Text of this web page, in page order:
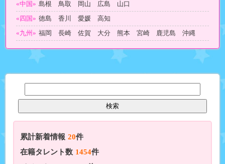
«中国» 島根 鳥取 岡山 広島 山口
«四国» 徳島 香川 愛媛 高知
«九州» 福岡 長崎 佐賀 大分 熊本 宮崎 鹿児島 沖縄
累計新着情報 20件
在籍タレント数 1454件